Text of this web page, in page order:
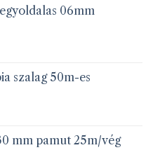
06mm
szalag 50m-es
mm pamut 25m/vég